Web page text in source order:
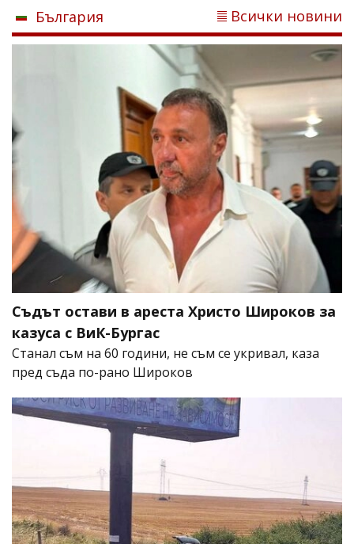
България Всички новини
Съдът остави в ареста Христо Широков за
казуса с ВиК-Бургас
Станал съм на 60 години, не съм се укривал, каза
пред съда по-рано Широков